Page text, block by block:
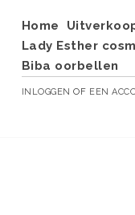
Home
Lady Esther
Biba oorbellen
INLOGGEN OF EEN